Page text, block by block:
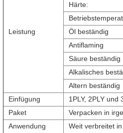
Leistung
Härte:
Öl beständig
Antiflaming
Säure beständig
Alkalisches
Altern beständig
Einfügung
1PLY, 2PLY und
Paket
Verpacken in
Anwendung
Weit verbreitet